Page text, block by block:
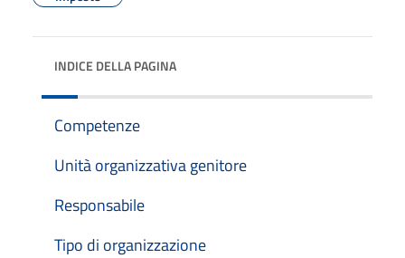
INDICE DELLA PAGINA
Competenze
Unità organizzativa genitore
Responsabile
Tipo di organizzazione